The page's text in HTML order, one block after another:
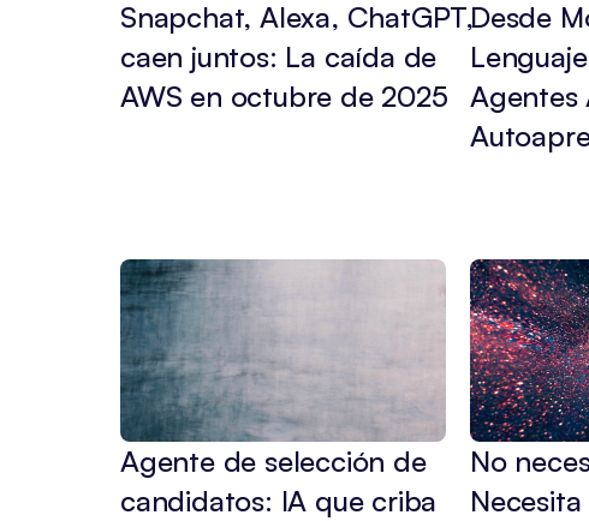
Snapchat, Alexa, ChatGPT,
caen juntos: La caída de
AWS en octubre de 2025
Desde
Agentes
Agente de selección de
candidatos: IA que criba
No